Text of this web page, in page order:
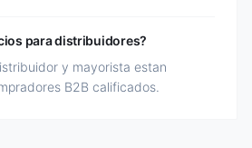
para distribuidores?
y mayorista estan
B2B calificados.